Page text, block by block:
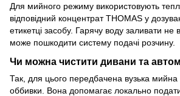
Для мийного режиму використовують
відповідний концентрат THOMAS у
етикетці засобу. Гарячу воду заливати не
може пошкодити систему подачі розчину.
Чи можна чистити дивани та
Так, для цього передбачена вузька
оббивки. Вона допомагає локально подати